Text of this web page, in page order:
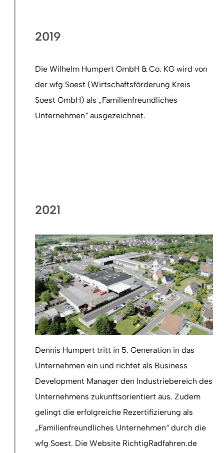
2019
Die Wilhelm Humpert GmbH & Co. KG wird von
der wfg Soest (Wirtschaftsförderung Kreis
Soest GmbH) als „Familienfreundliches
Unternehmen“ ausgezeichnet.
2021
Dennis Humpert tritt in 5. Generation in das
Unternehmen ein und richtet als Business
Development Manager den Industriebereich des
Unternehmens zukunftsorientiert aus. Zudem
gelingt die erfolgreiche Rezertifizierung als
„Familienfreundliches Unternehmen“ durch die
wfg Soest. Die Website RichtigRadfahren.de